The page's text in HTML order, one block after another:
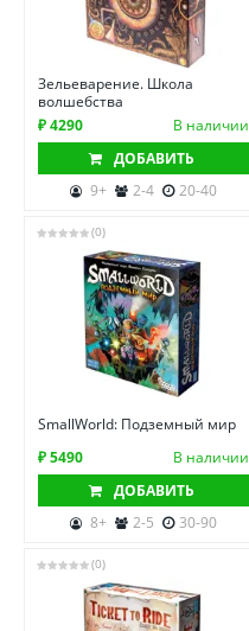
Зельеварение. Школа
волшебства
₽ 4290
В наличии
ДОБАВИТЬ
9+
2-4 20-40
(0)
SmallWorld: Подземный мир
₽ 5490
В наличии
ДОБАВИТЬ
8+
2-5 30-90
(0)